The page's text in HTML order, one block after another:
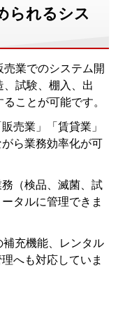
られるシス
業でのシステム開
試験、棚入、出
ことが可能です。
売業」「賃貸業」
がら業務効率化が可
（検品、滅菌、試
タルに管理できま
充機能、レンタル
へも対応していま